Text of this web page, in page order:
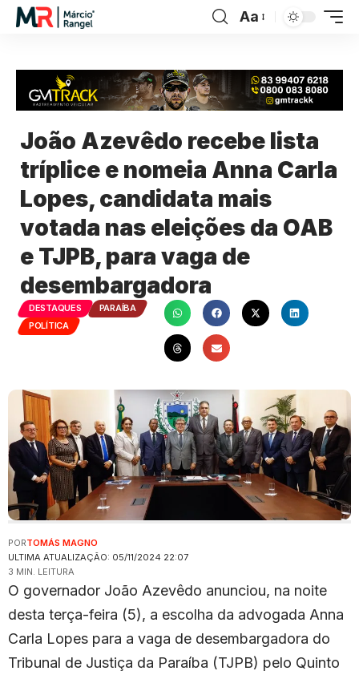
Aa
João Azevêdo recebe lista
tríplice e nomeia Anna Carla
Lopes, candidata mais
votada nas eleições da OAB
e TJPB, para vaga de
desembargadora
DESTAQUES
PARAÍBA
POLÍTICA
ULTIMA ATUALIZAÇÃO: 05/11/2024 22:07
PORTOMÁS MAGNO
3 MIN. LEITURA
O governador João Azevêdo anunciou, na noite
desta terça-feira (5), a escolha da advogada Anna
Carla Lopes para a vaga de desembargadora do
Tribunal de Justiça da Paraíba (TJPB) pelo Quinto